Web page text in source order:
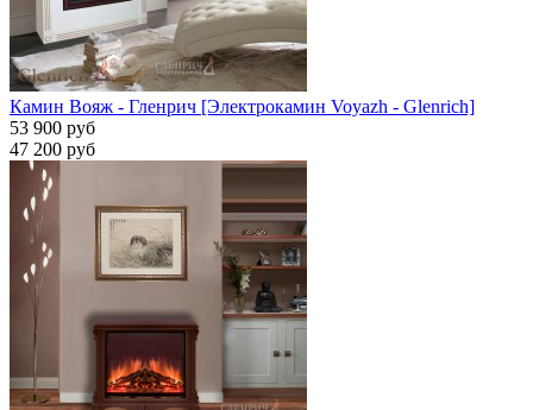
Камин Вояж - Гленрич [Электрокамин Voyazh - Glenrich]
53 900 руб
47 200 руб